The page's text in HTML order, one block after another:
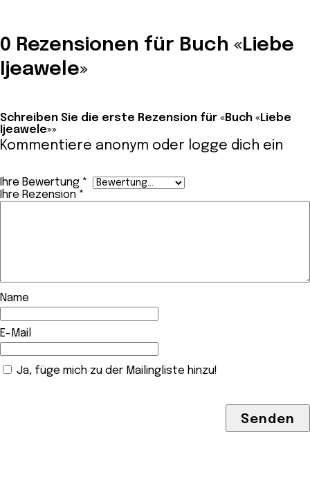
0 Rezensionen für Buch «Liebe
Ijeawele»
Schreiben Sie die erste Rezension für «Buch «Liebe
Ijeawele»»
Kommentiere anonym oder logge dich ein
Ihre Bewertung *
Ihre Rezension *
Name
E-Mail
Ja, füge mich zu der Mailingliste hinzu!